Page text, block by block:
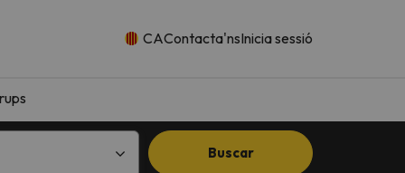
CAContacta'nsInicia sessió
Buscar